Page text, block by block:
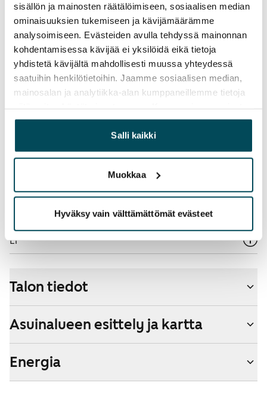
sisällön ja mainosten räätälöimiseen, sosiaalisen median
ominaisuuksien tukemiseen ja kävijämäärämme
analysoimiseen. Evästeiden avulla tehdyssä mainonnan
kohdentamisessa kävijää ei yksilöidä eikä tietoja
yhdistetä kävijältä mahdollisesti muussa yhteydessä
saatuihin henkilötietoihin. Jaamme sosiaalisen median,
mainosalan ja analytiikka-alan kumppaneillemme tietoja
yhdistää näitä tietoja muihin tietoihin, joita olet antanut
heille tai joita on kerätty, kun olet käyttänyt heidän
palvelujaan.
Salli kaikki
Muokkaa
Hyväksy vain välttämättömät evästeet
Pakollinen, ei sisälly vuokraan
Vesimaksu
27 €/hlö/kk
Sähkömaksu
Vuokralainen solmii itse sähkösopimuksen.
Laajakaista
lisänopeutta etuhintaan ottamalla yhteyttä
operaattoriin Telia.
Kyllä
Ei
Talon tiedot
Asuinalueen esittely ja kartta
Energia